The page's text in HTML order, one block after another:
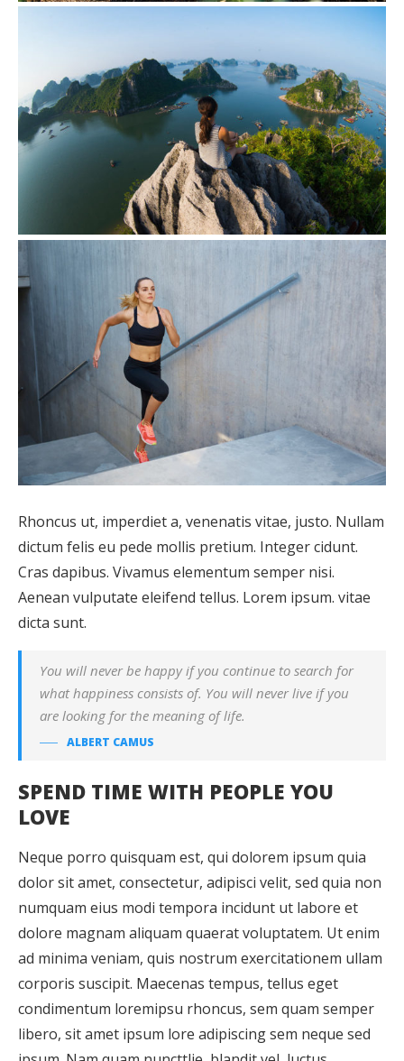
Rhoncus ut, imperdiet a, venenatis vitae, justo. Nullam
dictum felis eu pede mollis pretium. Integer cidunt.
Cras dapibus. Vivamus elementum semper nisi.
Aenean vulputate eleifend tellus. Lorem ipsum. vitae
dicta sunt.
You will never be happy if you continue to search for
what happiness consists of. You will never live if you
are looking for the meaning of life.
ALBERT CAMUS
SPEND TIME WITH PEOPLE YOU
LOVE
Neque porro quisquam est, qui dolorem ipsum quia
dolor sit amet, consectetur, adipisci velit, sed quia non
numquam eius modi tempora incidunt ut labore et
dolore magnam aliquam quaerat voluptatem. Ut enim
ad minima veniam, quis nostrum exercitationem ullam
corporis suscipit. Maecenas tempus, tellus eget
condimentum loremipsu rhoncus, sem quam semper
libero, sit amet ipsum lore adipiscing sem neque sed